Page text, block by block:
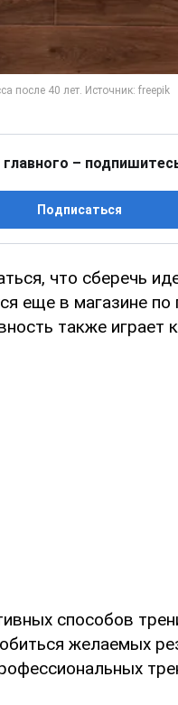
–
Подписаться
что сберечь
еще в магазине
также играет
способов
желаемых